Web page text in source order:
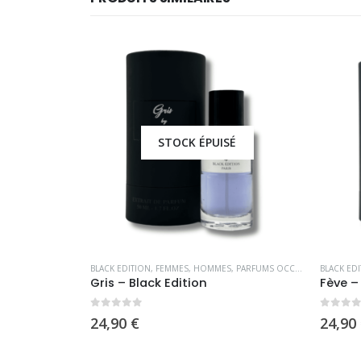
STOCK ÉPUISÉ
BLACK EDITION, FEMMES, HOMMES, OFFRE SPÉCIALE , PARFUMS
Fève – Black Edition
24,90 €
BLACK
Rouge
24,90